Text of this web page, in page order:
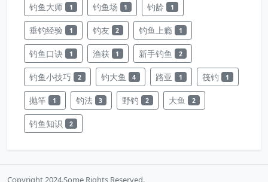
钓鱼大师 1 钓鱼场 1 钓龄 1
垂钓经验 1 钓友 2 钓鱼上瘾 1
钓鱼口诀 1 渔获 1 新手钓鱼 2
钓鱼小技巧 2 钓大鱼 4 路亚 1 筏钓 1
抛竿 1 钓法 3 野钓 2 大鱼 2
钓鱼知识 2
Copyright 2024.Some Rights Reserved.